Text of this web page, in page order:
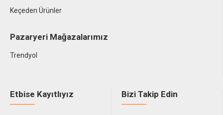
Keçeden Ürünler
Pazaryeri Mağazalarımız
Trendyol
Etbise Kayıtlıyız Bizi Takip Edin